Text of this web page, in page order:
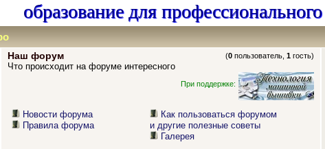
образование для
Наш форум (0 пользователь,1 гость)
Что происходит на форуме интересного
При поддержке:
Новости форума
Правила форума
Как пользоваться форумом
и другие полезные советы
Галерея